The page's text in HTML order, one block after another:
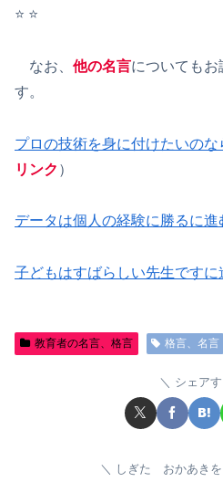
⭐️ ⭐️
なお、 他の名言についても
す。
プロの技術を身に付けたいの
リンク ）
データは個人の経験に勝るに進
子どもはすばらしい先生ですに
教育者の名言、格言 格言、名言
シェア
しぎた おかあきを